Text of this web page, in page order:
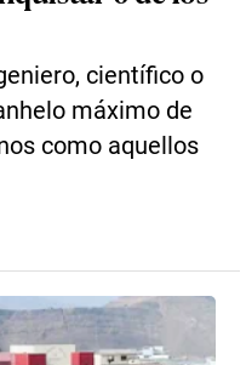
científico o
máximo de
como aquellos